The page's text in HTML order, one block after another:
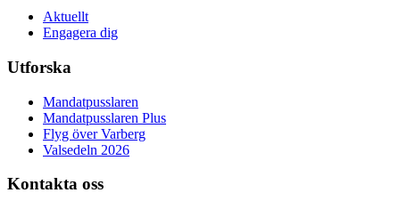
Aktuellt
Engagera dig
Utforska
Mandatpusslaren
Mandatpusslaren Plus
Flyg över Varberg
Valsedeln 2026
Kontakta oss